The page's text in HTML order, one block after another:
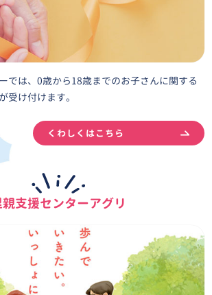
では、0歳から18歳までのお子さんに関する
受け付けます。
くわしくはこちら
親支援センターアグリ